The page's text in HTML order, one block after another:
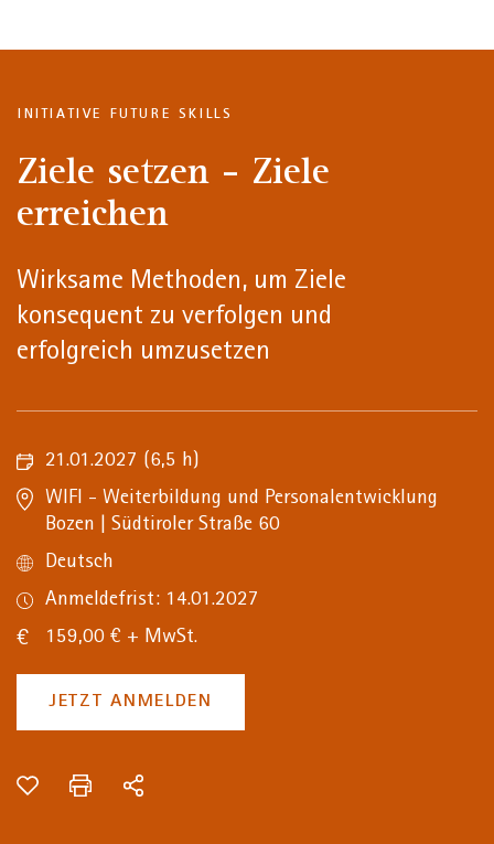
INITIATIVE FUTURE SKILLS
Ziele setzen - Ziele
erreichen
Wirksame Methoden, um Ziele
konsequent zu verfolgen und
erfolgreich umzusetzen
21.01.2027 (6,5 h)
WIFI - Weiterbildung und Personalentwicklung
Bozen | Südtiroler Straße 60
Deutsch
Anmeldefrist: 14.01.2027
159,00 € + MwSt.
JETZT ANMELDEN